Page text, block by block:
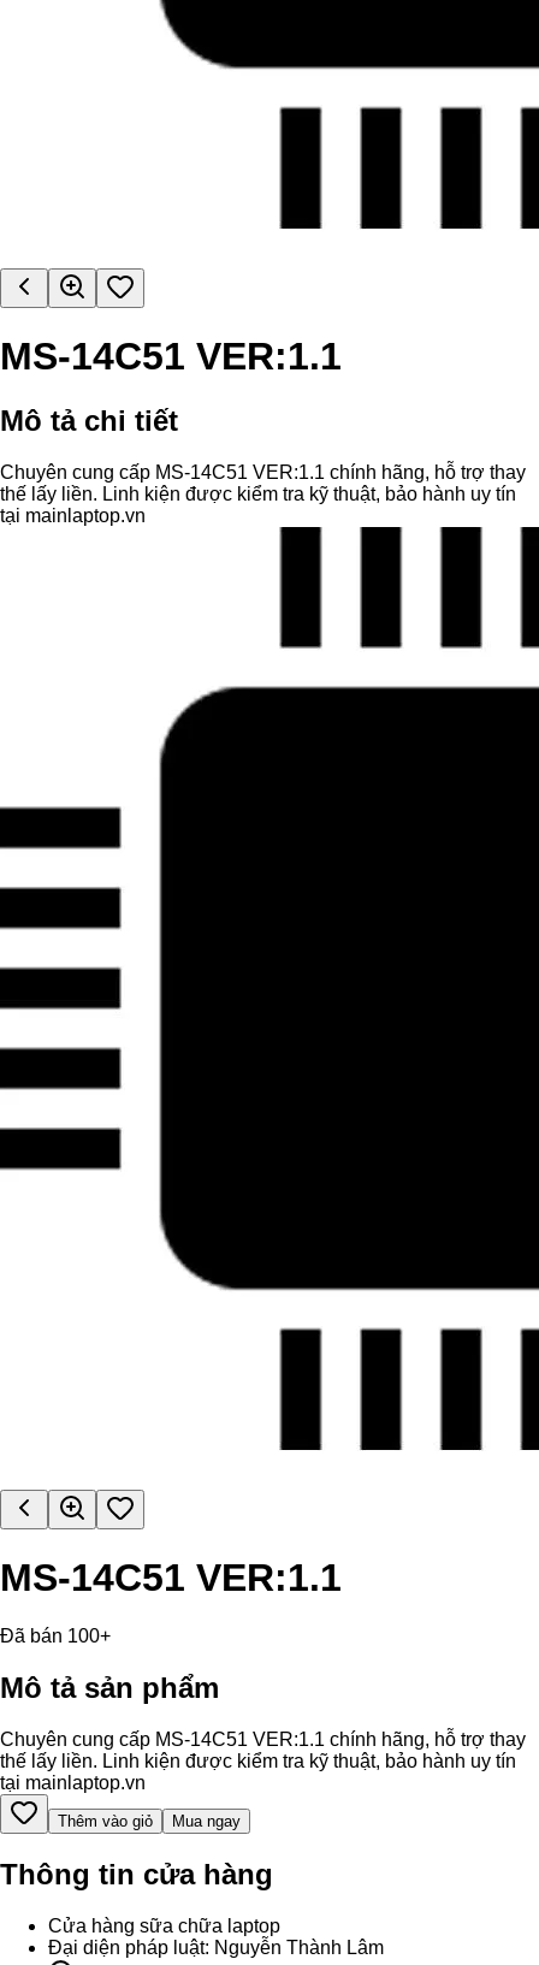
MS-14C51 VER:1.1
Mô tả chi tiết
Chuyên cung cấp MS-14C51 VER:1.1 chính hãng, hỗ trợ thay
thế lấy liền. Linh kiện được kiểm tra kỹ thuật, bảo hành uy tín
tại mainlaptop.vn
MS-14C51 VER:1.1
Đã bán 100+
Mô tả sản phẩm
Chuyên cung cấp MS-14C51 VER:1.1 chính hãng, hỗ trợ thay
thế lấy liền. Linh kiện được kiểm tra kỹ thuật, bảo hành uy tín
tại mainlaptop.vn
Thêm vào giỏ Mua ngay
Thông tin cửa hàng
Cửa hàng sữa chữa laptop
Đại diện pháp luật: Nguyễn Thành Lâm